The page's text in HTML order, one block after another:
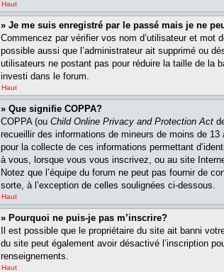
Haut
» Je me suis enregistré par le passé mais je ne
Commencez par vérifier vos nom d’utilisateur et mot
possible aussi que l’administrateur ait supprimé ou
utilisateurs ne postant pas pour réduire la taille de la
investi dans le forum.
Haut
» Que signifie COPPA?
COPPA (ou Child Online Privacy and Protection Act
recueillir des informations de mineurs de moins de
pour la collecte de ces informations permettant
à vous, lorsque vous vous inscrivez, ou au site
Notez que l’équipe du forum ne peut pas fournir de
sorte, à l’exception de celles soulignées ci-dessous.
Haut
» Pourquoi ne puis-je pas m’inscrire?
Il est possible que le propriétaire du site ait banni
du site peut également avoir désactivé l’inscription
renseignements.
Haut